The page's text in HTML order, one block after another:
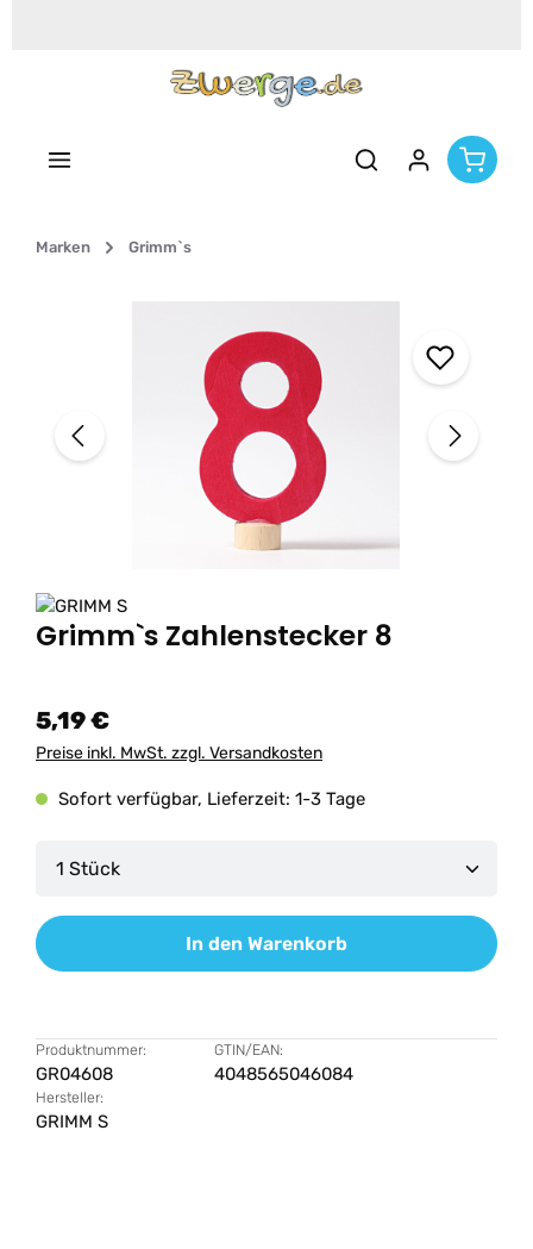
Marken Grimm`s
Grimm`s Zahlenstecker 8
5,19 €
Preise inkl. MwSt. zzgl. Versandkosten
Sofort verfügbar, Lieferzeit: 1-3 Tage
Produkt Anzahl: Gib den gewünschten Wert
In den Warenkorb
Produktnummer:
GR04608
GTIN/EAN:
4048565046084
Hersteller:
GRIMM S